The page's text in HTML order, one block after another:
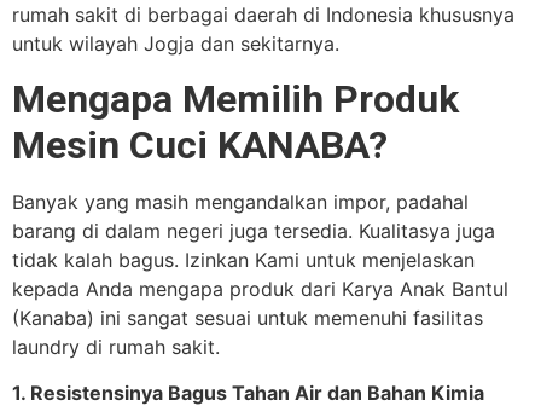
rumah sakit di berbagai daerah di Indonesia khususnya
untuk wilayah Jogja dan sekitarnya.
Mengapa Memilih Produk
Mesin Cuci KANABA?
Banyak yang masih mengandalkan impor, padahal
barang di dalam negeri juga tersedia. Kualitasya juga
tidak kalah bagus. Izinkan Kami untuk menjelaskan
kepada Anda mengapa produk dari Karya Anak Bantul
(Kanaba) ini sangat sesuai untuk memenuhi fasilitas
laundry di rumah sakit.
1. Resistensinya Bagus Tahan Air dan Bahan Kimia